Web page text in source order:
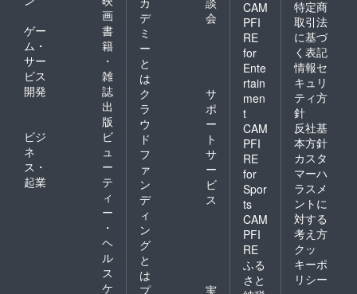
画
ゲー
ム・
サー
ビス
開発
書
籍
・
雑
誌
出
版
ビジ
ネ
ス・
起業
ビ
ュ
ー
テ
ィ
ー
・
ヘ
ル
ス
ケ
デ
ミ
ー
と
は
会
ク
ラ
ウ
ド
フ
ァ
ン
デ
ィ
ン
グ
と
は
サ
ポ
ー
ト
サ
ー
ビ
ス
プ
実
CAM
PFI
RE
for
Ente
rtain
men
t
CAM
PFI
RE
for
Spor
ts
CAM
PFI
RE
ふる
さと
特定商
取引法
に基づ
く表記
情報セ
キュリ
ティ方
針
反社基
本方針
カスタ
マーハ
ラスメ
ントに
対する
考え方
クッ
キーポ
リシー